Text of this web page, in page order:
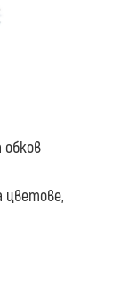
цветове,